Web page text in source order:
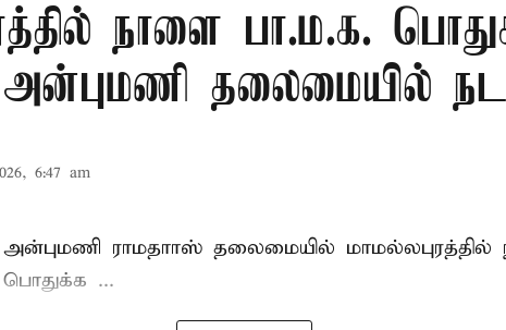
நாளை பா.ம.க.
தலைமையில்
6:47 am
ராமதாாஸ் தலைமையில்
...